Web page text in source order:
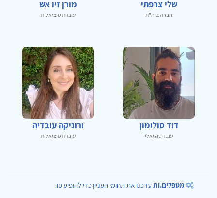
שלי צרפתי
חברה ביה"ת
מורן זיו אש
עובדת סוציאלית
דוד סולומון
עובד סוציאלי
ורוניקה עובדיה
עובדת סוציאלית
מטפלים.ותעדכנו את תחומי העניין כדי להופיע פה